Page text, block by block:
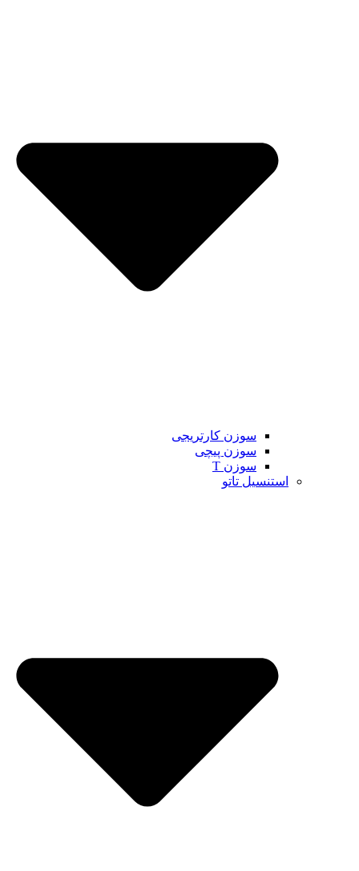
سوزن کارتریجی
سوزن پیچی
سوزن T
استنسیل تاتو